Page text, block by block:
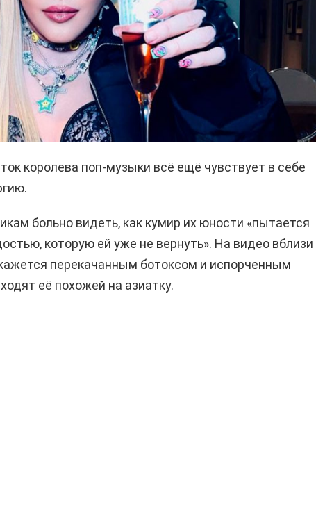
королева поп-музыки всё ещё чувствует в себе
больно видеть, как кумир их юности «пытается
которую ей уже не вернуть». На видео вблизи
перекачанным ботоксом и испорченным
её похожей на азиатку.